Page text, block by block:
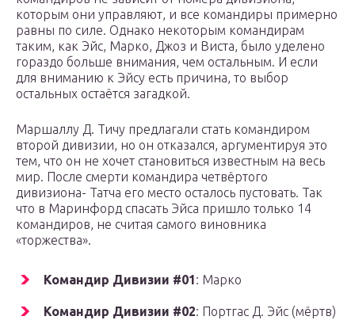
которым они управляют, и все командиры примерно
равны по силе. Однако некоторым командирам
таким, как Эйс, Марко, Джоз и Виста, было уделено
гораздо больше внимания, чем остальным. И если
для вниманию к Эйсу есть причина, то выбор
остальных остаётся загадкой.
Маршаллу Д. Тичу предлагали стать командиром
второй дивизии, но он отказался, аргументируя это
тем, что он не хочет становиться известным на весь
мир. После смерти командира четвёртого
дивизиона- Татча его место осталось пустовать. Так
что в Маринфорд спасать Эйса пришло только 14
командиров, не считая самого виновника
«торжества».
Командир Дивизии #01: Марко
Командир Дивизии #02: Портгас Д. Эйс (мёртв)